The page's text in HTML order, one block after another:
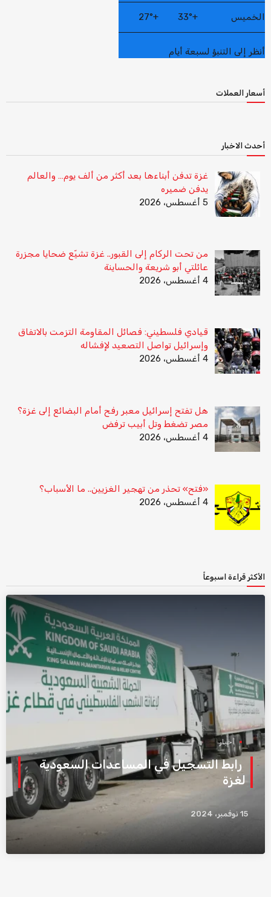
الخميس +
33°
+
27°
أنظر إلى التنبؤ لسبعة أيام
أسعار العملات
أحدث الاخبار
غزة تدفن أبناءها بعد أكثر من ألف يوم… والعالم
يدفن ضميره
5 أغسطس، 2026
من تحت الركام إلى القبور.. غزة تشيّع ضحايا مجزرة
عائلتي أبو شريعة والحساينة
4 أغسطس، 2026
قيادي فلسطيني: فصائل المقاومة التزمت بالاتفاق
وإسرائيل تواصل التصعيد لإفشاله
4 أغسطس، 2026
هل تفتح إسرائيل معبر رفح أمام البضائع إلى غزة؟
مصر تضغط وتل أبيب ترفض
4 أغسطس، 2026
«فتح» تحذر من تهجير الغزيين.. ما الأسباب؟
4 أغسطس، 2026
الأكثر قراءة اسبوعاً
أخبار
رابط التسجيل في المساعدات السعودية
لغزة
15 نوفمبر، 2024